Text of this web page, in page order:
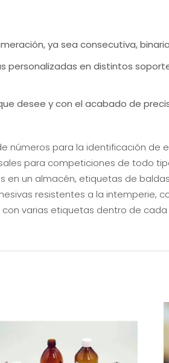
ya sea consecutiva,
personalizadas en distintos
desee y con el acabado de
números para la identificación de
para competiciones de todo
en un almacén, etiquetas de
resistentes a la intemperie,
varias etiquetas dentro de